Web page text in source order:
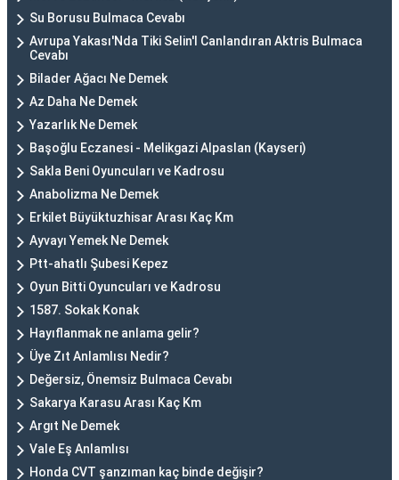
Su Borusu Bulmaca Cevabı
Avrupa Yakası'Nda Tiki Selin'I Canlandıran Aktris Bulmaca
Cevabı
Bilader Ağacı Ne Demek
Az Daha Ne Demek
Yazarlık Ne Demek
Başoğlu Eczanesi - Melikgazi Alpaslan (Kayseri)
Sakla Beni Oyuncuları ve Kadrosu
Anabolizma Ne Demek
Erkilet Büyüktuzhisar Arası Kaç Km
Ayvayı Yemek Ne Demek
Ptt-ahatlı Şubesi Kepez
Oyun Bitti Oyuncuları ve Kadrosu
1587. Sokak Konak
Hayıflanmak ne anlama gelir?
Üye Zıt Anlamlısı Nedir?
Değersiz, Önemsiz Bulmaca Cevabı
Sakarya Karasu Arası Kaç Km
Argıt Ne Demek
Vale Eş Anlamlısı
Honda CVT şanzıman kaç binde değişir?